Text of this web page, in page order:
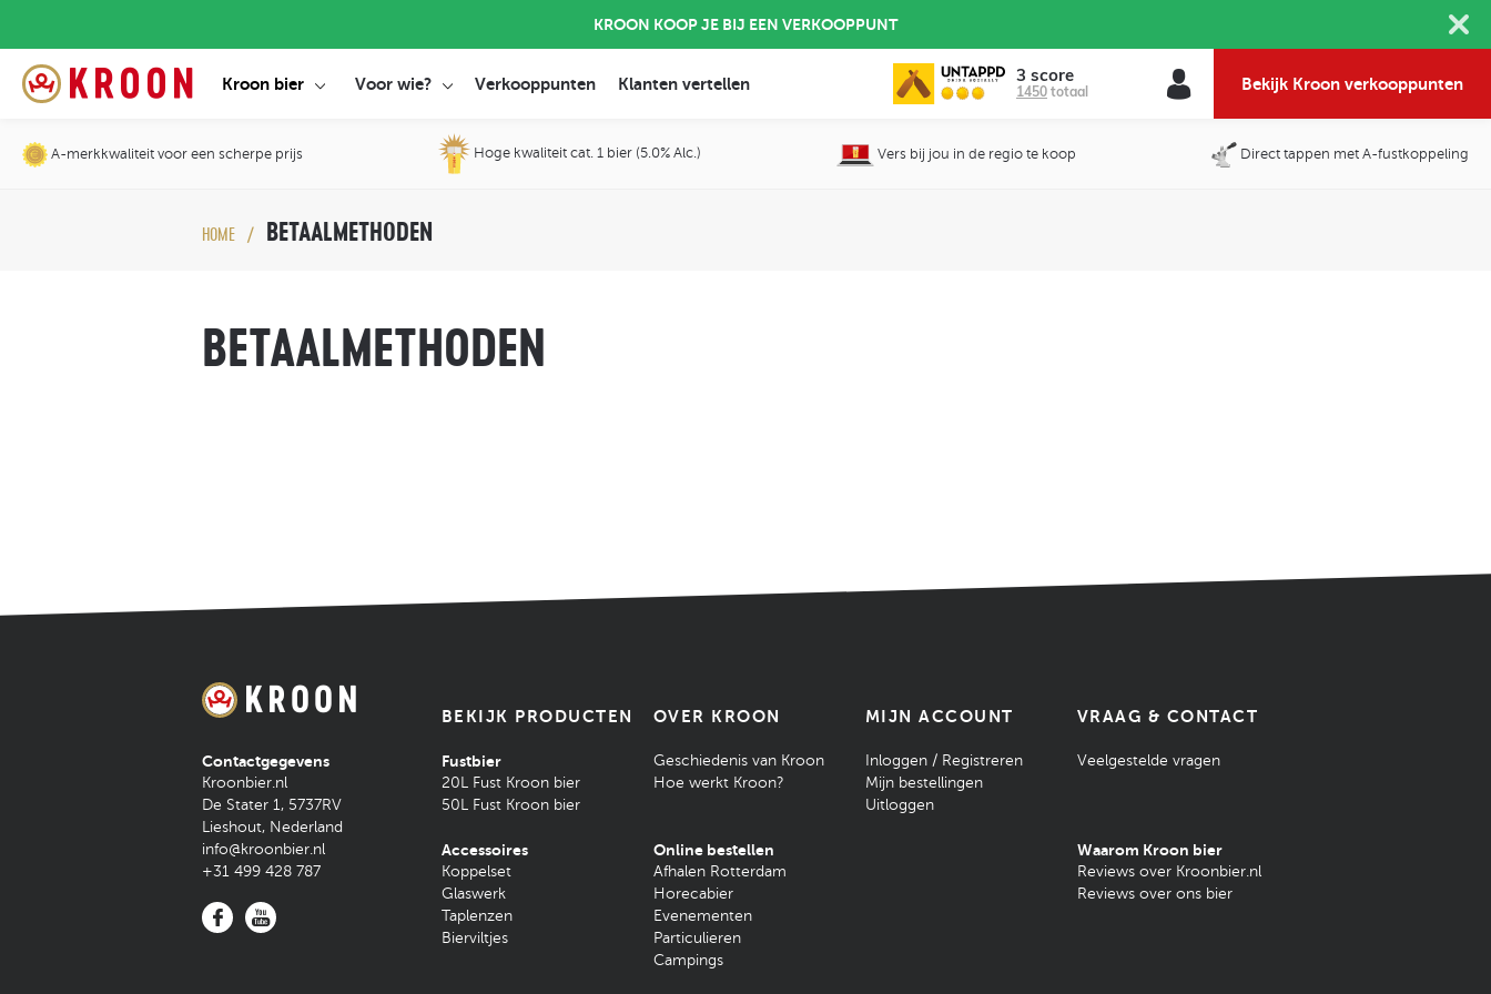
KROON KOOP JE BIJ EEN VERKOOPPUNT
Kroon bier Voor wie? Verkooppunten Klanten vertellen 3 score
1450 totaal Bekijk Kroon verkooppunten
A-merkkwaliteit voor een scherpe prijs Hoge kwaliteit cat. 1 bier (5.0% Alc.) Vers bij jou in de regio te koop Direct tappen met A-fustkoppeling
HOME BETAALMETHODEN
BETAALMETHODEN
Contactgegevens
Kroonbier.nl
De Stater 1, 5737RV
Lieshout, Nederland
info@kroonbier.nl
+31 499 428 787
BEKIJK PRODUCTEN
Fustbier
20L Fust Kroon bier
50L Fust Kroon bier
OVER KROON
Geschiedenis van Kroon
Hoe werkt Kroon?
MIJN ACCOUNT
Inloggen / Registreren
Mijn bestellingen
Uitloggen
VRAAG & CONTACT
Veelgestelde vragen
Accessoires
Koppelset
Glaswerk
Taplenzen
Bierviltjes
Online bestellen
Afhalen Rotterdam
Horecabier
Evenementen
Particulieren
Campings
Waarom Kroon bier
Reviews over Kroonbier.nl
Reviews over ons bier